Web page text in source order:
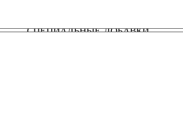
СПЕЦИАЛЬНЫЕ ДОБАВКИ